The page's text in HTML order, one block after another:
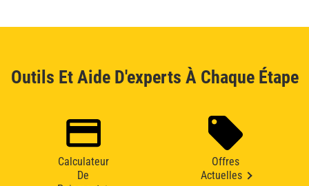
Outils Et Aide D'experts À Chaque Étape
Calculateur
De
Offres
Actuelles